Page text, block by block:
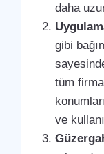
daha
gibi
tüm
ve